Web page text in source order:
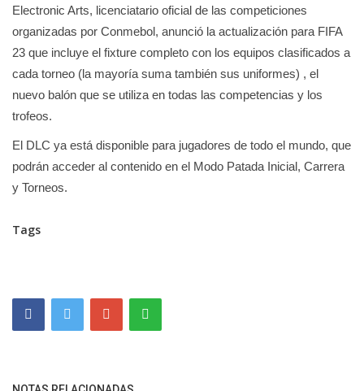
Electronic Arts, licenciatario oficial de las competiciones
organizadas por Conmebol, anunció la actualización para FIFA
23 que incluye el fixture completo con los equipos clasificados a
cada torneo (la mayoría suma también sus uniformes) , el
nuevo balón que se utiliza en todas las competencias y los
trofeos.
El DLC ya está disponible para jugadores de todo el mundo, que
podrán acceder al contenido en el Modo Patada Inicial, Carrera
y Torneos.
Tags